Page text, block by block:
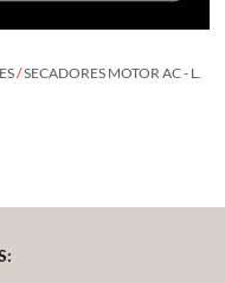
/SECADORES MOTOR AC - L.